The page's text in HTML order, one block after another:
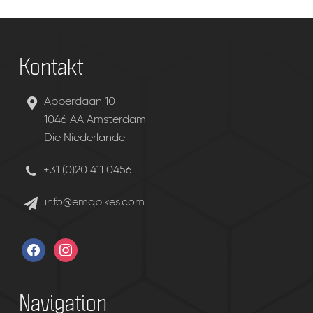
Kontakt
Abberdaan 10
1046 AA Amsterdam
Die Niederlande
+31 (0)20 411 0456
info@emqbikes.com
facebookinstagram
Navigation